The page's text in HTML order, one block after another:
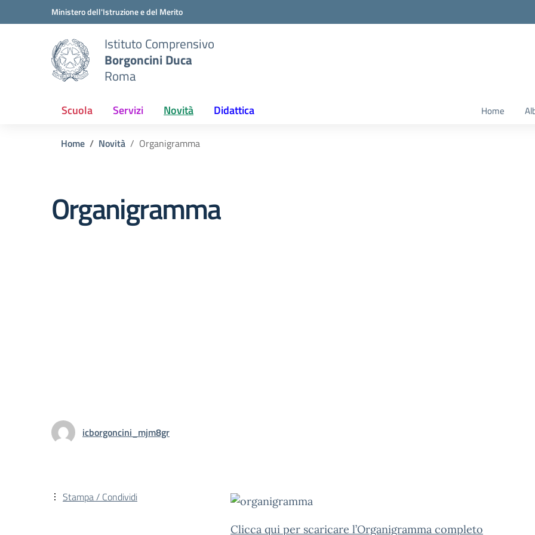
Vai ai contenuti
Vai al menu di navigazioneMinistero dell'Istruzione e del Merito
Istituto Comprensivo
Borgoncini Duca
Roma
Scuola Servizi Novità Didattica Home
Home Novità Organigramma
Organigramma
icborgoncini_mjm8gr
Clicca qui per scaricare l’Organigramma completo
Stampa / Condividi